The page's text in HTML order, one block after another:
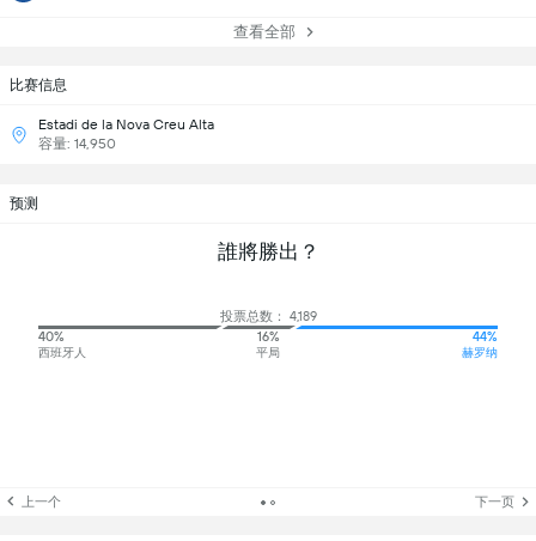
查看全部
比赛信息
Estadi de la Nova Creu Alta
容量: 14,950
预测
誰將勝出？
投票总数： 4,189
40%
西班牙人
16%
平局
44%
赫罗纳
上一个 下一页